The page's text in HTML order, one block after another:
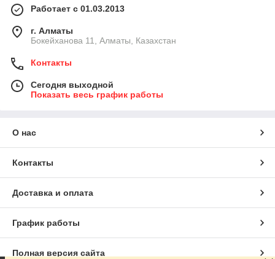
Работает с 01.03.2013
г. Алматы
Бокейханова 11, Алматы, Казахстан
Контакты
Сегодня выходной
Показать весь график работы
О нас
Контакты
Доставка и оплата
График работы
Полная версия сайта